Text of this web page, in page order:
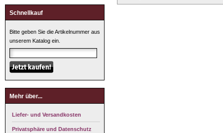
Schnellkauf
Bitte geben Sie die Artikelnummer aus
unserem Katalog ein.
Mehr über...
Liefer- und Versandkosten
Privatsphäre und Datenschutz